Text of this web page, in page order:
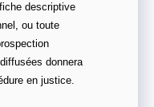
descriptive
ou toute
donnera
en justice.